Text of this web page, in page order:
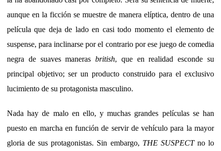
aunque en la ficción se muestre de manera elíptica, dentro de una
película que deja de lado en casi todo momento el elemento de
suspense, para inclinarse por el contrario por ese juego de comedia
negra de suaves manerasbritish, que en realidad esconde su
principal objetivo; ser un producto construido para el exclusivo
lucimiento de su protagonista masculino.
Nada hay de malo en ello, y muchas grandes películas se han
puesto en marcha en función de servir de vehículo para la mayor
gloria de sus protagonistas. Sin embargo, THE SUSPECT no lo